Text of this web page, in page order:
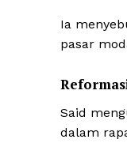
Ia
pasar
Said
dalam